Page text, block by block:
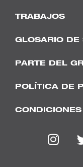
TRABAJOS
GLOSARIO DE
PARTE DEL
POLÍTICA DE